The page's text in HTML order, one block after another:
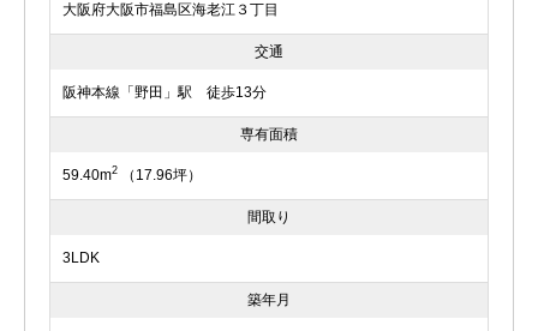
大阪府大阪市福島区海老江３丁目
交通
阪神本線「野田」駅 徒歩13分
専有面積
59.40m2 （17.96坪）
間取り
3LDK
築年月